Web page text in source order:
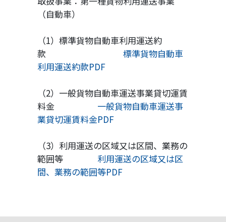
（自動車）
（1）標準貨物自動車利用運送約
款 標準貨物自動車
利用運送約款PDF
（2）一般貨物自動車運送事業貸切運賃
料金 一般貨物自動車運送事
業貸切運賃料金PDF
（3）利用運送の区域又は区間、業務の
範囲等 利用運送の区域又は区
間、業務の範囲等PDF